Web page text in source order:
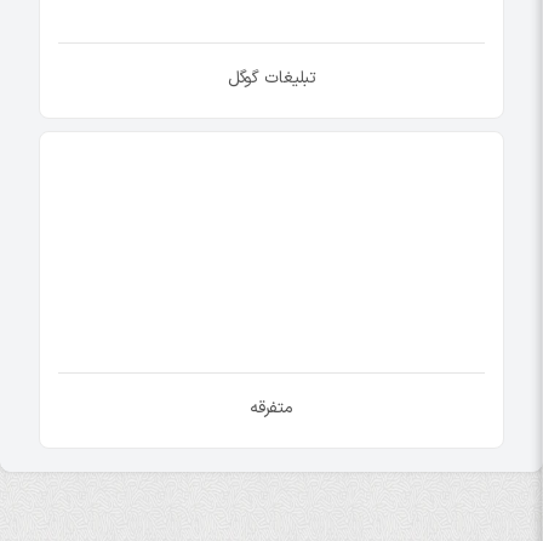
تبلیغات گوگل
متفرقه